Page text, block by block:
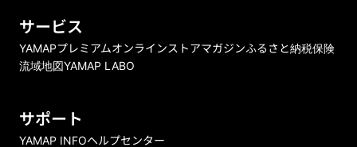
サービス
YAMAPプレミアムオンラインストアマガジンふるさと納税保険
流域地図YAMAP LABO
サポート
YAMAP INFOヘルプセンター